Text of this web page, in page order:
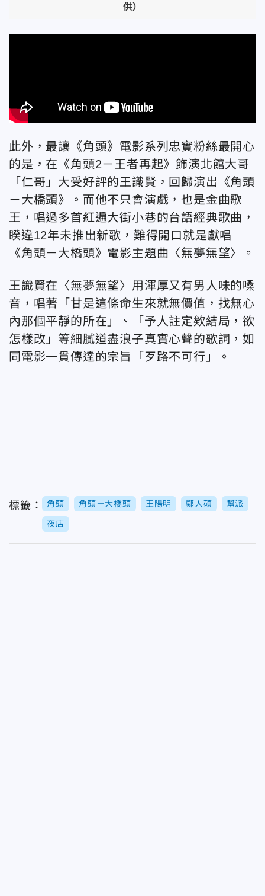
供）
此外，最讓《角頭》電影系列忠實粉絲最開心
的是，在《角頭2－王者再起》飾演北館大哥
「仁哥」大受好評的王識賢，回歸演出《角頭
－大橋頭》。而他不只會演戲，也是金曲歌
王，唱過多首紅遍大街小巷的台語經典歌曲，
睽違12年未推出新歌，難得開口就是獻唱
《角頭－大橋頭》電影主題曲〈無夢無望〉。
王識賢在〈無夢無望〉用渾厚又有男人味的嗓
音，唱著「甘是這條命生來就無價值，找無心
內那個平靜的所在」、「予人註定欸結局，欲
怎樣改」等細膩道盡浪子真實心聲的歌詞，如
同電影一貫傳達的宗旨「歹路不可行」。
標籤： 角頭 角頭－大橋頭 王陽明 鄭人碩 幫派
夜店